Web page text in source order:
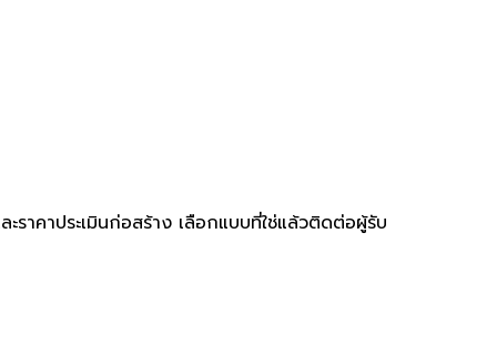
าคาประเมินก่อสร้าง เลือกแบบที่ใช่แล้วติดต่อผู้รับ